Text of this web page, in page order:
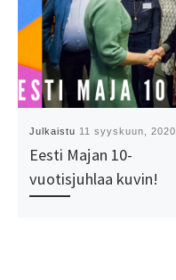
Julkaistu 11 syyskuun, 2020
Eesti Majan 10-
vuotisjuhlaa kuvin!